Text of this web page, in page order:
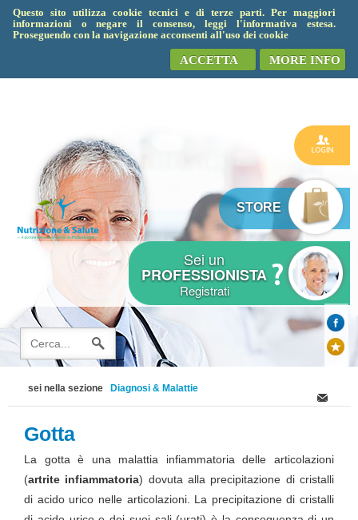
Questo sito utilizza cookie tecnici e di terze parti. Per maggiori
informazioni o negare il consenso, leggi l'informativa estesa.
Proseguendo con la navigazione acconsenti all'uso dei cookie
MORE INFO
ACCETTA
STORE
Sei un
PROFESSIONISTA
Registrati
sei nella sezione Diagnosi & Malattie
Gotta
La gotta è una malattia infiammatoria delle articolazioni
(artrite infiammatoria) dovuta alla precipitazione di cristalli
di acido urico nelle articolazioni. La precipitazione di cristalli